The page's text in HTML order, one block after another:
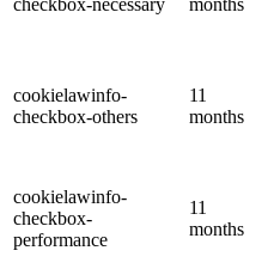
cookielawinfo-
checkbox-others
11
months
cookielawinfo-
checkbox-
performance
11
months